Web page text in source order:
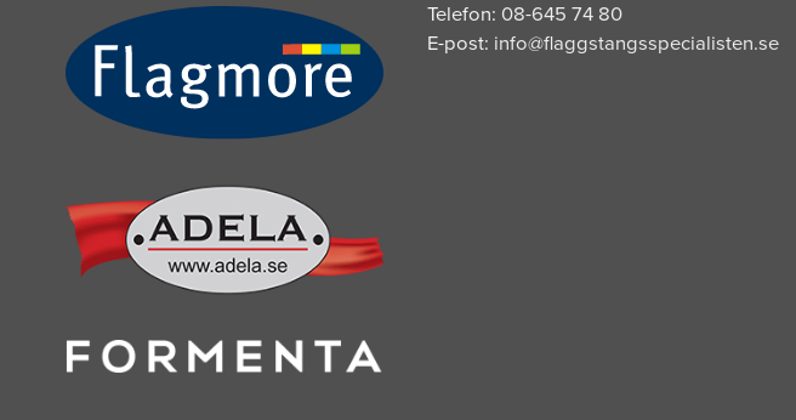
Telefon: 08-645 74 80
E-post: info@flaggstangsspecialisten.se